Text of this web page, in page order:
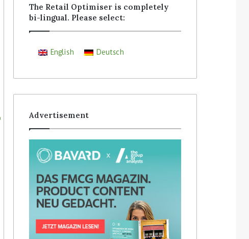
The Retail Optimiser is completely
bi-lingual. Please select:
English Deutsch
Advertisement